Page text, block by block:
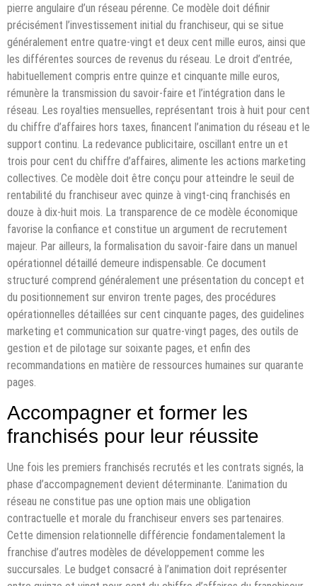
pierre angulaire d’un réseau pérenne. Ce modèle doit définir
précisément l’investissement initial du franchiseur, qui se situe
généralement entre quatre-vingt et deux cent mille euros, ainsi que
les différentes sources de revenus du réseau. Le droit d’entrée,
habituellement compris entre quinze et cinquante mille euros,
rémunère la transmission du savoir-faire et l’intégration dans le
réseau. Les royalties mensuelles, représentant trois à huit pour cent
du chiffre d’affaires hors taxes, financent l’animation du réseau et le
support continu. La redevance publicitaire, oscillant entre un et
trois pour cent du chiffre d’affaires, alimente les actions marketing
collectives. Ce modèle doit être conçu pour atteindre le seuil de
rentabilité du franchiseur avec quinze à vingt-cinq franchisés en
douze à dix-huit mois. La transparence de ce modèle économique
favorise la confiance et constitue un argument de recrutement
majeur. Par ailleurs, la formalisation du savoir-faire dans un manuel
opérationnel détaillé demeure indispensable. Ce document
structuré comprend généralement une présentation du concept et
du positionnement sur environ trente pages, des procédures
opérationnelles détaillées sur cent cinquante pages, des guidelines
marketing et communication sur quatre-vingt pages, des outils de
gestion et de pilotage sur soixante pages, et enfin des
recommandations en matière de ressources humaines sur quarante
pages.
Accompagner et former les
franchisés pour leur réussite
Une fois les premiers franchisés recrutés et les contrats signés, la
phase d’accompagnement devient déterminante. L’animation du
réseau ne constitue pas une option mais une obligation
contractuelle et morale du franchiseur envers ses partenaires.
Cette dimension relationnelle différencie fondamentalement la
franchise d’autres modèles de développement comme les
succursales. Le budget consacré à l’animation doit représenter